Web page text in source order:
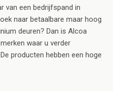
van een bedrijfspand in
naar betaalbare maar hoog
deuren? Dan is Alcoa
waar u verder
producten hebben een hoge